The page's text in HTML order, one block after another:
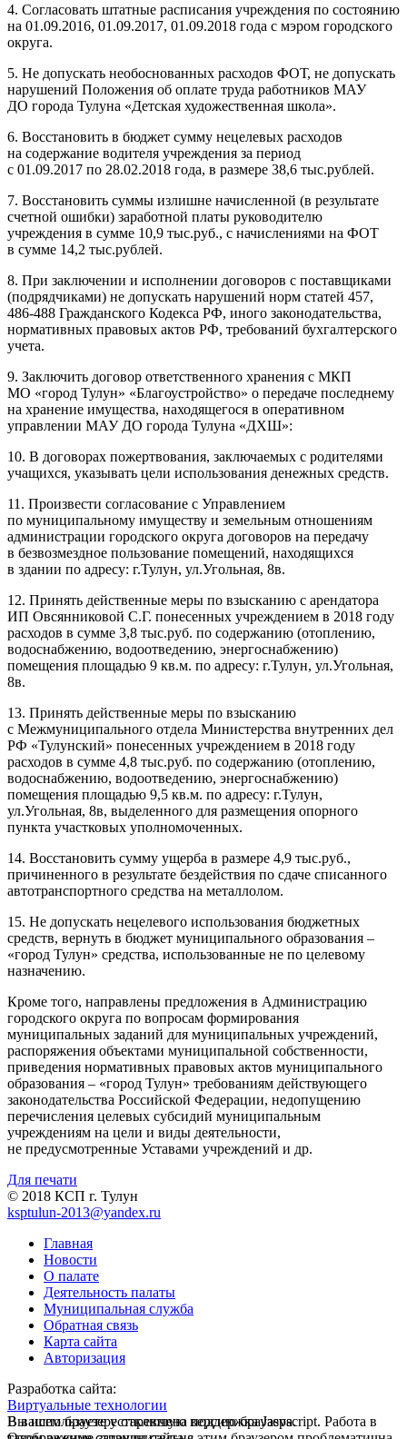
4. Согласовать штатные расписания учреждения по состоянию
на 01.09.2016, 01.09.2017, 01.09.2018 года с мэром городского
округа.
5. Не допускать необоснованных расходов ФОТ, не допускать
нарушений Положения об оплате труда работников МАУ
ДО города Тулуна «Детская художественная школа».
6. Восстановить в бюджет сумму нецелевых расходов
на содержание водителя учреждения за период
с 01.09.2017 по 28.02.2018 года, в размере 38,6 тыс.рублей.
7. Восстановить суммы излишне начисленной (в результате
счетной ошибки) заработной платы руководителю
учреждения в сумме 10,9 тыс.руб., с начислениями на ФОТ
в сумме 14,2 тыс.рублей.
8. При заключении и исполнении договоров с поставщиками
(подрядчиками) не допускать нарушений норм статей 457,
486-488 Гражданского Кодекса РФ, иного законодательства,
нормативных правовых актов РФ, требований бухгалтерского
учета.
9. Заключить договор ответственного хранения с МКП
МО «город Тулун» «Благоустройство» о передаче последнему
на хранение имущества, находящегося в оперативном
управлении МАУ ДО города Тулуна «ДХШ»:
10. В договорах пожертвования, заключаемых с родителями
учащихся, указывать цели использования денежных средств.
11. Произвести согласование с Управлением
по муниципальному имуществу и земельным отношениям
администрации городского округа договоров на передачу
в безвозмездное пользование помещений, находящихся
в здании по адресу: г.Тулун, ул.Угольная, 8в.
12. Принять действенные меры по взысканию с арендатора
ИП Овсянниковой С.Г. понесенных учреждением в 2018 году
расходов в сумме 3,8 тыс.руб. по содержанию (отоплению,
водоснабжению, водоотведению, энергоснабжению)
помещения площадью 9 кв.м. по адресу: г.Тулун, ул.Угольная,
8в.
13. Принять действенные меры по взысканию
с Межмуниципального отдела Министерства внутренних дел
РФ «Тулунский» понесенных учреждением в 2018 году
расходов в сумме 4,8 тыс.руб. по содержанию (отоплению,
водоснабжению, водоотведению, энергоснабжению)
помещения площадью 9,5 кв.м. по адресу: г.Тулун,
ул.Угольная, 8в, выделенного для размещения опорного
пункта участковых уполномоченных.
14. Восстановить сумму ущерба в размере 4,9 тыс.руб.,
причиненного в результате бездействия по сдаче списанного
автотранспортного средства на металлолом.
15. Не допускать нецелевого использования бюджетных
средств, вернуть в бюджет муниципального образования –
«город Тулун» средства, использованные не по целевому
назначению.
Кроме того, направлены предложения в Администрацию
городского округа по вопросам формирования
муниципальных заданий для муниципальных учреждений,
распоряжения объектами муниципальной собственности,
приведения нормативных правовых актов муниципального
образования – «город Тулун» требованиям действующего
законодательства Российской Федерации, недопущению
перечисления целевых субсидий муниципальным
учреждениям на цели и виды деятельности,
не предусмотренные Уставами учреждений и др.
Для печати
© 2018 КСП г. Тулун
ksptulun-2013@yandex.ru
Главная
Новости
О палате
Деятельность палаты
Муниципальная служба
Обратная связь
Карта сайта
Авторизация
Разработка сайта:
Виртуальные технологии
В вашем браузере отключена поддержка Jasvscript. Работа в
Вы используете устаревшую версию браузера.